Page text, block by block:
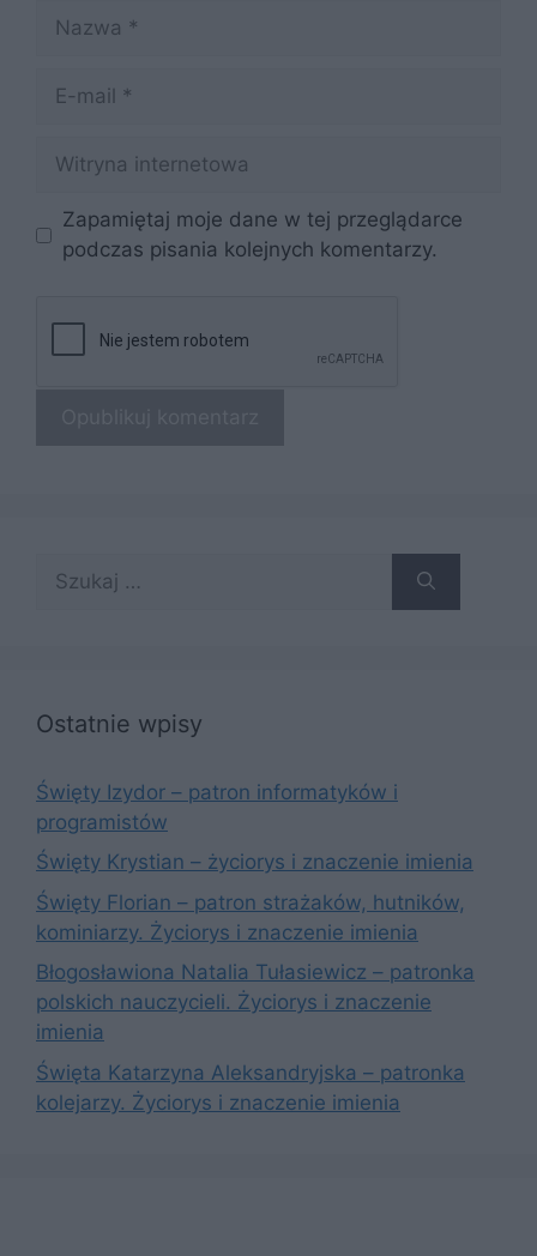
internetowa
Zapamiętaj moje dane w tej przeglądarce
podczas pisania kolejnych komentarzy.
Ostatnie wpisy
Święty Izydor – patron informatyków i
programistów
Święty Krystian – życiorys i znaczenie imienia
Święty Florian – patron strażaków, hutników,
kominiarzy. Życiorys i znaczenie imienia
Błogosławiona Natalia Tułasiewicz – patronka
polskich nauczycieli. Życiorys i znaczenie
imienia
Święta Katarzyna Aleksandryjska – patronka
kolejarzy. Życiorys i znaczenie imienia